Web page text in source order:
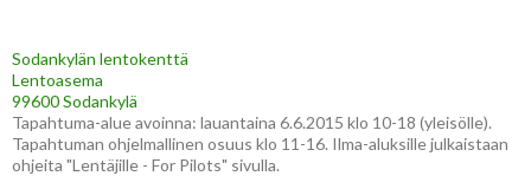
Sodankylän lentokenttä
Lentoasema
99600 Sodankylä
Tapahtuma-alue avoinna: lauantaina 6.6.2015 klo 10-18 (yleisölle).
Tapahtuman ohjelmallinen osuus klo 11-16. Ilma-aluksille julkaistaan
ohjeita "Lentäjille - For Pilots" sivulla.